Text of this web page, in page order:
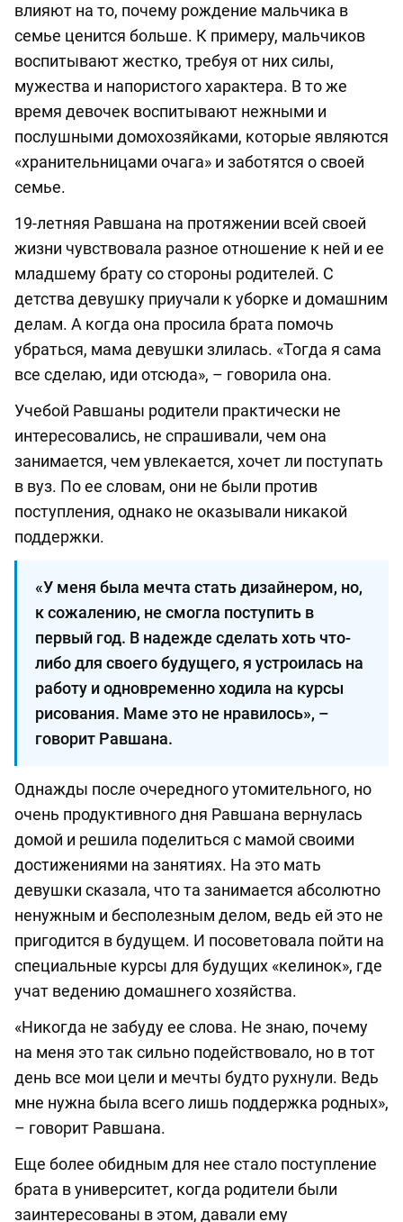
влияют на то, почему рождение мальчика в
семье ценится больше. К примеру, мальчиков
воспитывают жестко, требуя от них силы,
мужества и напористого характера. В то же
время девочек воспитывают нежными и
послушными домохозяйками, которые являются
«хранительницами очага» и заботятся о своей
семье.
19-летняя Равшана на протяжении всей своей
жизни чувствовала разное отношение к ней и ее
младшему брату со стороны родителей. С
детства девушку приучали к уборке и домашним
делам. А когда она просила брата помочь
убраться, мама девушки злилась. «Тогда я сама
все сделаю, иди отсюда», – говорила она.
Учебой Равшаны родители практически не
интересовались, не спрашивали, чем она
занимается, чем увлекается, хочет ли поступать
в вуз. По ее словам, они не были против
поступления, однако не оказывали никакой
поддержки.
«У меня была мечта стать дизайнером, но,
к сожалению, не смогла поступить в
первый год. В надежде сделать хоть что-
либо для своего будущего, я устроилась на
работу и одновременно ходила на курсы
рисования. Маме это не нравилось», –
говорит Равшана.
Однажды после очередного утомительного, но
очень продуктивного дня Равшана вернулась
домой и решила поделиться с мамой своими
достижениями на занятиях. На это мать
девушки сказала, что та занимается абсолютно
ненужным и бесполезным делом, ведь ей это не
пригодится в будущем. И посоветовала пойти на
специальные курсы для будущих «келинок», где
учат ведению домашнего хозяйства.
«Никогда не забуду ее слова. Не знаю, почему
на меня это так сильно подействовало, но в тот
день все мои цели и мечты будто рухнули. Ведь
мне нужна была всего лишь поддержка родных»,
– говорит Равшана.
Еще более обидным для нее стало поступление
брата в университет, когда родители были
заинтересованы в этом, давали ему